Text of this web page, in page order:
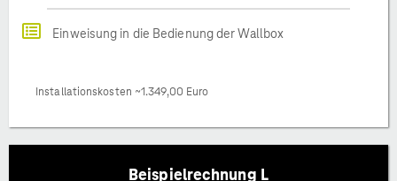
Einweisung in die Bedienung der Wallbox
Installationskosten ~1.349,00 Euro
Beispielrechnung L